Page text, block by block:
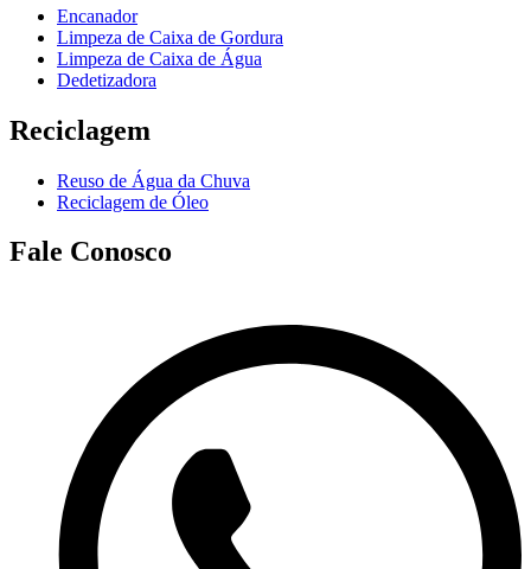
Encanador
Limpeza de Caixa de Gordura
Limpeza de Caixa de Água
Dedetizadora
Reciclagem
Reuso de Água da Chuva
Reciclagem de Óleo
Fale Conosco